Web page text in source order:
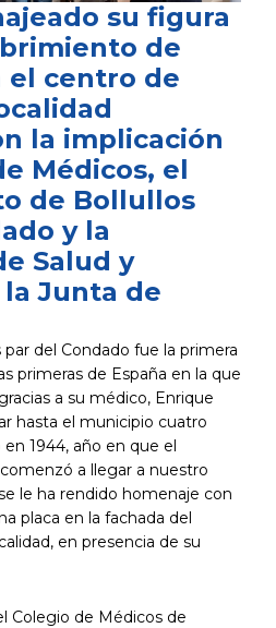
su figura
de
el centro de
la implicación
Médicos, el
de Bollullos
y la
Salud y
Junta de
par del Condado fue la primera
primeras de España en la que
a su médico, Enrique
hasta el municipio cuatro
1944, año en que el
a llegar a nuestro
le ha rendido homenaje con
placa en la fachada del
en presencia de su
Colegio de Médicos de